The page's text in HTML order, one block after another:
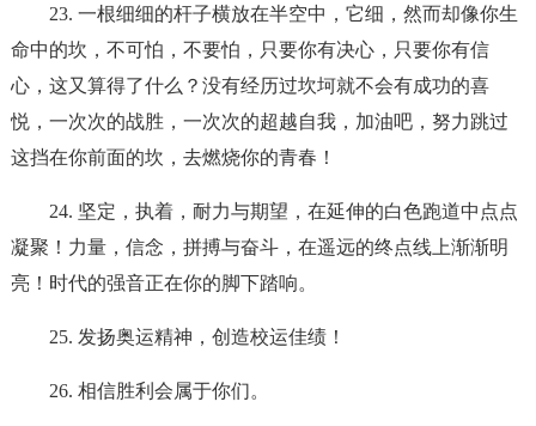
23. 一根细细的杆子横放在半空中，它细，然而却像你生
命中的坎，不可怕，不要怕，只要你有决心，只要你有信
心，这又算得了什么？没有经历过坎坷就不会有成功的喜
悦，一次次的战胜，一次次的超越自我，加油吧，努力跳过
这挡在你前面的坎，去燃烧你的青春！
24. 坚定，执着，耐力与期望，在延伸的白色跑道中点点
凝聚！力量，信念，拼搏与奋斗，在遥远的终点线上渐渐明
亮！时代的强音正在你的脚下踏响。
25. 发扬奥运精神，创造校运佳绩！
26. 相信胜利会属于你们。